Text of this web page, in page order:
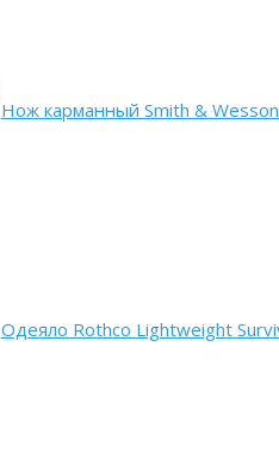
Нож карманный Smith & Wesson
Одеяло Rothco Lightweight